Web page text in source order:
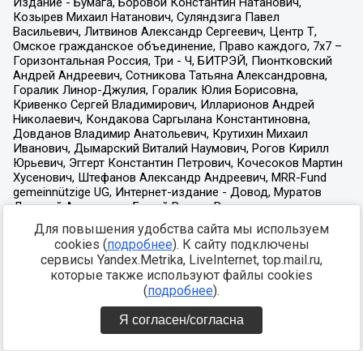
Для повышения удобства сайта мы используем
cookies (подробнее). К сайту подключены
сервисы Yandex.Metrika, LiveInternet, top.mail.ru,
которые также используют файлы cookies
(подробнее).
Я согласен/согласна